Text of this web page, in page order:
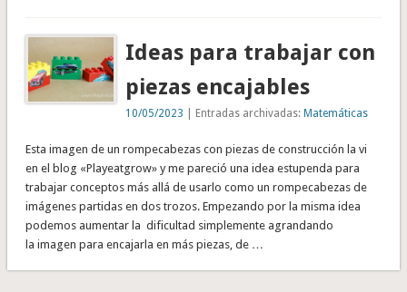
Ideas para trabajar con
piezas encajables
10/05/2023 | Entradas archivadas:Matemáticas
Esta imagen de un rompecabezas con piezas de construcción la vi
en el blog «Playeatgrow» y me pareció una idea estupenda para
trabajar conceptos más allá de usarlo como un rompecabezas de
imágenes partidas en dos trozos. Empezando por la misma idea
podemos aumentar la dificultad simplemente agrandando
la imagen para encajarla en más piezas, de …